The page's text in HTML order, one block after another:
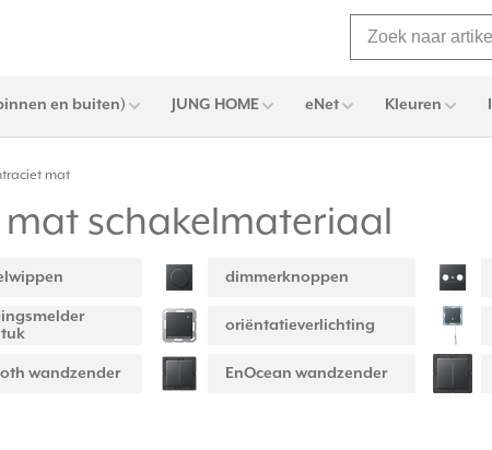
en buiten) JUNG HOME eNet Kleuren
mat
mat schakelmateriaal
dimmerknoppen
oriëntatieverlichting
wandzender EnOcean wandzender